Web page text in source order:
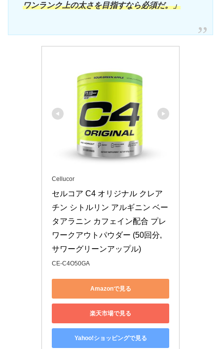
ワンランク上の太さを目指すなら必須だ。」
Cellucor
セルコア C4 オリジナル クレア
チン シトルリン アルギニン ベー
タアラニン カフェイン配合 プレ
ワークアウトパウダー (50回分,
サワーグリーンアップル)
CE-C4O50GA
Amazonで見る
楽天市場で見る
Yahoo!ショッピングで見る